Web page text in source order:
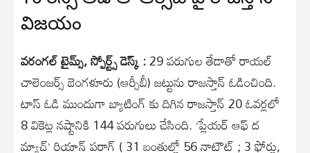
విజయం
వరంగల్ టైమ్స్, స్పోర్ట్స్ డెస్క్ :29 పరుగుల తేడాతో రాయల్
చాలెంజర్స్ బెంగళూరు (ఆర్సీబీ) జట్టును రాజస్తాన్ ఓడించింది.
టాస్ ఓడి ముందుగా బ్యాటింగ్ కు దిగిన రాజస్తాన్ 20 ఓవర్లలో
8 వికెట్ల నష్టానికి 144 పరుగులు చేసింది. ‘ప్లేయర్ ఆఫ్ ద
మ్యాచ్’ రియాన్ పరాగ్ ( 31 బంతుల్లో 56 నాటౌట్ ; 3 ఫోర్లు,